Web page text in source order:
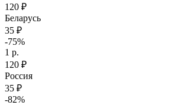
120 ₽
Беларусь
35 ₽
-75%
1 р.
120 ₽
Россия
35 ₽
-82%